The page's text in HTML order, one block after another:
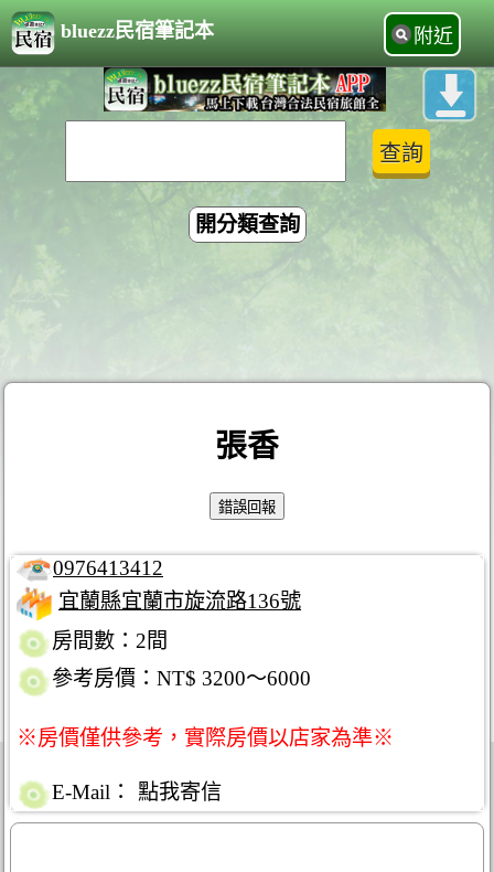
bluezz民宿筆記本 附近
開分類查詢
張香
0976413412
宜蘭縣宜蘭市旋流路136號
房間數：2間
參考房價：NT$ 3200～6000
※房價僅供參考，實際房價以店家為準※
E-Mail： 點我寄信